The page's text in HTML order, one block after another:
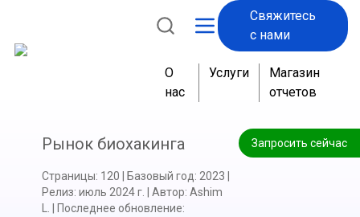
Свяжитесь
с нами
О
нас
Услуги
Магазин
отчетов
Запросить сейчас
Рынок биохакинга
Страницы: 120 Базовый год: 2023
Релиз: июль 2024 г. Автор: Ashim
Последнее обновление: